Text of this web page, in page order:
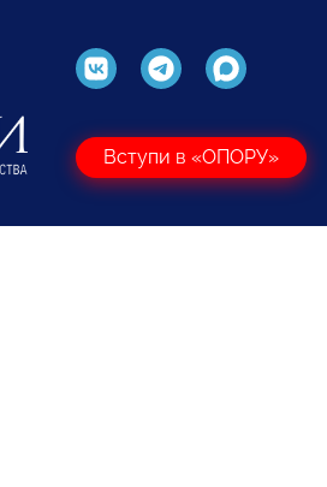
Вступи в «ОПОРУ»